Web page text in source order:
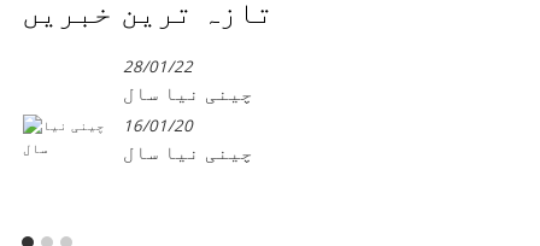
تازہ ترین خبریں
28/01/22
چینی نیا سال
16/01/20
چینی نیا سال